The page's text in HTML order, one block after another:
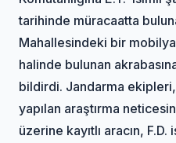
tarihinde müracaatta
Mahallesindeki bir
halinde bulunan akrabasına
bildirdi. Jandarma
yapılan araştırma
üzerine kayıtlı aracın, F.D.